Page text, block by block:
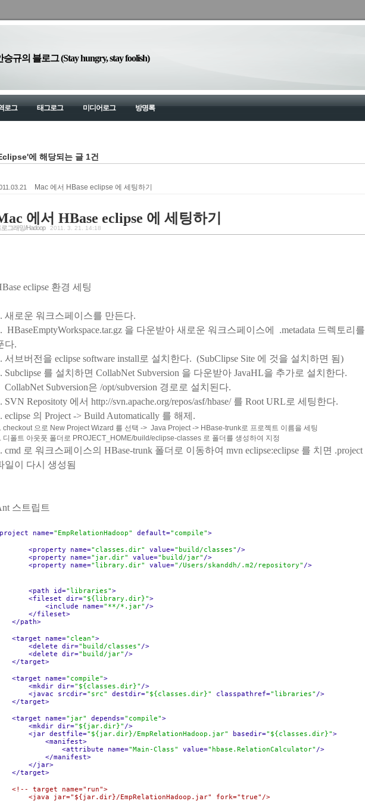
승규의 블로그 (Stay hungry, stay foolish)
로그 태그로그 미디어로그 방명록
에 해당되는 글 1건
Mac 에서 HBase eclipse 에 세팅하기
에서 HBase eclipse 에 세팅하기
로그래밍/Hadoop 2011. 3. 21. 14:18
eclipse 환경 세팅
새로운 워크스페이스를 만든다.
HBaseEmptyWorkspace.tar.gz 을 다운받아 새로운 워크스페이스에 .metadata 드렉토리를
다.
서브버전 을 eclipse software install로 설치한다. (SubClipse Site 에 것을 설치하면 됨)
Subclipse 를 설치하면 CollabNet Subversion 을 다운받아 JavaHL을 추가로 설치한다.
CollabNet Subversion은 /opt/subversion 경로로 설치된다.
SVN Repositoty 에서 http://svn.apache.org/repos/asf/hbase/ 를 Root URL로 세팅한다.
eclipse 의 Project -> Build Automatically 를 해제.
checkout 으로 New Project Wizard 를 선택 -> Java Project -> HBase-trunk로 프로젝트 이름을 세팅
디폴트 아웃풋 폴더로 PROJECT_HOME/build/eclipse-classes 로 폴더를 생성하여 지정
cmd 로 워크스페이스의 HBase-trunk 폴더로 이동하여 mvn eclipse:eclipse 를 치면 .project
일이 다시 생성됨
스트립트
name="EmpRelationHadoop" default="compile">
<property name="classes.dir" value="build/classes" />
<property
name="jar.dir" value="build/jar" />
<property
name="library.dir" value="/Users/skanddh/.m2/repository" />
<path id="libraries">
<fileset
dir="${library.dir}">
<include
name="**/*.jar" />
</fileset>
</path>
<target name="clean">
<delete
dir="build/classes" />
<delete
dir="build/jar" />
</target>
<target name="compile">
<mkdir dir="${classes.dir}" />
<javac
srcdir="src" destdir="${classes.dir}" classpathref="libraries" />
</target>
<target name="jar" depends="compile">
<mkdir dir="${jar.dir}" />
<jar destfile="${jar.dir}/EmpRelationHadoop.jar" basedir="${classes.dir}">
<manifest>
<attribute
name="Main-Class" value="hbase.RelationCalculator" />
</manifest>
</jar>
</target>
<!-- target name="run">
jar="${jar.dir}/EmpRelationHadoop.jar" fork="true"/>